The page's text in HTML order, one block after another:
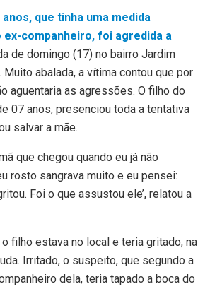
que tinha uma medida
companheiro, foi agredida a
de domingo (17) no bairro Jardim
Muito abalada, a vítima contou que por
aguentaria as agressões. O filho do
07 anos, presenciou toda a tentativa
salvar a mãe.
que chegou quando eu já não
rosto sangrava muito e eu pensei:
Foi o que assustou ele’, relatou a
filho estava no local e teria gritado, na
Irritado, o suspeito, que segundo a
dela, teria tapado a boca do